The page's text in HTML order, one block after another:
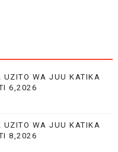
UZITO WA JUU KATIKA
6,2026
UZITO WA JUU KATIKA
8,2026